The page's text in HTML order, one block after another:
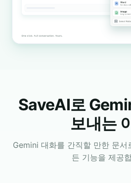
SaveAI로
보내는
Gemini 대화를 간직할 만한 문서
든 기능을 제공